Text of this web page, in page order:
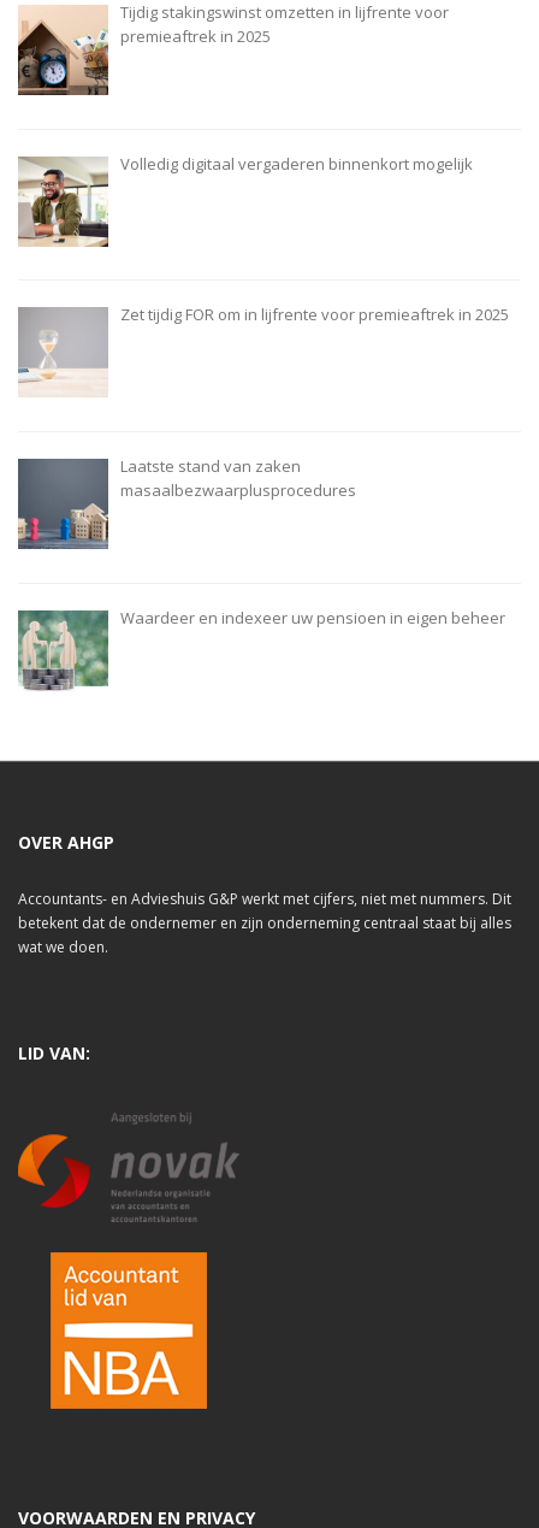
Tijdig stakingswinst omzetten in lijfrente voor
premieaftrek in 2025
Volledig digitaal vergaderen binnenkort mogelijk
Zet tijdig FOR om in lijfrente voor premieaftrek in 2025
Laatste stand van zaken
masaalbezwaarplusprocedures
Waardeer en indexeer uw pensioen in eigen beheer
OVER AHGP
Accountants- en Advieshuis G&P werkt met cijfers, niet met nummers. Dit
betekent dat de ondernemer en zijn onderneming centraal staat bij alles
wat we doen.
LID VAN:
VOORWAARDEN EN PRIVACY